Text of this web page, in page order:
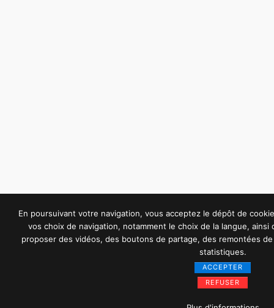
En poursuivant votre navigation, vous acceptez le dépôt de
vos choix de navigation, notamment le choix de la langue,
proposer des vidéos, des boutons de partage, des remontées
statistiques.
ACCEPTER
REFUSER